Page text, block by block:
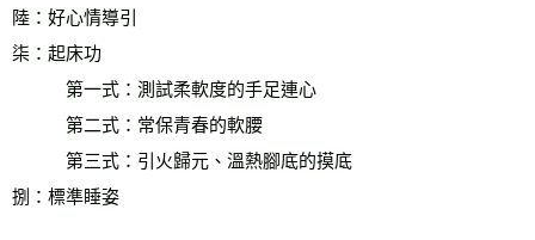
陸：好心情導引
柒：起床功
第一式：測試柔軟度的手足連心
第二式：常保青春的軟腰
第三式：引火歸元、溫熱腳底的摸底
捌：標準睡姿